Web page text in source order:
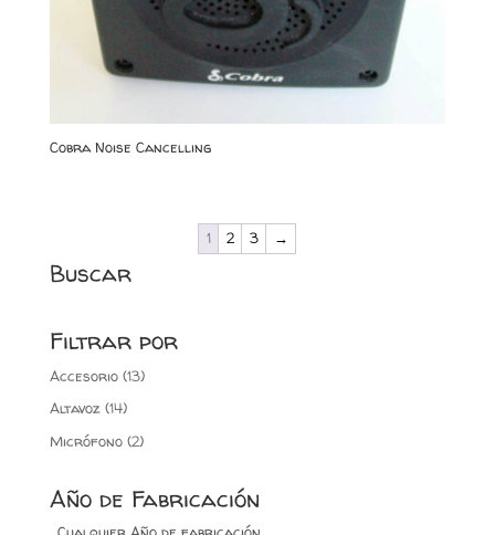
Cobra Noise Cancelling
1 2 3 →
Buscar
Filtrar por
Accesorio (13)
Altavoz (14)
Micrófono (2)
Año de Fabricación